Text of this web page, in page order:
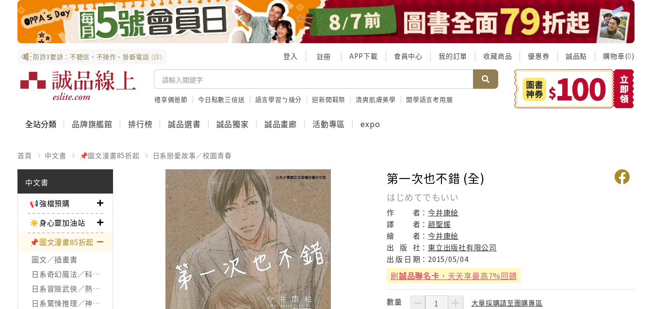
防詐3要訣：不聽信、不操作、掛斷電話 (詳) 登入 註冊 APP下載 會員中心 我的訂單 收藏商品 優惠券 誠品點 購物車(0)
禮享偶爸節 今日點數三倍送 語言學習ㄅ級分 迎新開鞋祭 清爽肌膚美學 開學語言考用展
全站分類 品牌旗艦館 排行榜 誠品選書 誠品獨家 誠品畫廊 活動專區 expo
首頁 中文書 📌圖文漫畫85折起 日系戀愛故事／校園青春
中文書
📢強檔預購
☀️身心靈加油站
📌圖文漫畫85折起
圖文／插畫書
日系奇幻魔法／科幻冒險
日系冒險武俠／熱血運動
日系驚悚推理／神怪靈異
第一次也不錯 (全)
はじめてでもいい
作 者：今井康絵
譯
者：趙聖媛
繪
者：今井康絵
出
版 社： 東立出版社有限公司
出 版 日 期： 2015/05/04
刷誠品聯名卡 ，天天享最高7%回饋
數量 大量採購請至團購專區